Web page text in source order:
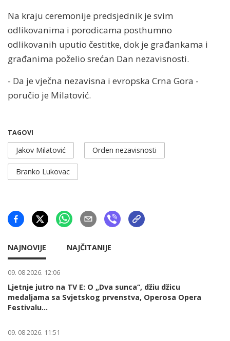
Na kraju ceremonije predsjednik je svim
odlikovanima i porodicama posthumno
odlikovanih uputio čestitke, dok je građankama i
građanima poželio srećan Dan nezavisnosti.
- Da je vječna nezavisna i evropska Crna Gora -
poručio je Milatović.
TAGOVI
Jakov Milatović Orden nezavisnosti
Branko Lukovac
NAJNOVIJE NAJČITANIJE
09. 08 2026. 12:06
Ljetnje jutro na TV E: O „Dva sunca“, džiu džicu
medaljama sa Svjetskog prvenstva, Operosa Opera
Festivalu...
09. 08 2026. 11:51